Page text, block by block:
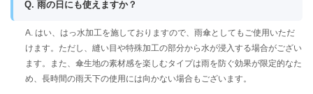
Q. 雨の日にも使えますか？
A. はい、はっ水加工を施しておりますので、雨傘としてもご使用いただ
けます。ただし、縫い目や特殊加工の部分から水が浸入する場合がござい
ます。また、傘生地の素材感を楽しむタイプは雨を防ぐ効果が限定的なた
め、長時間の雨天下の使用には向かない場合もございます。